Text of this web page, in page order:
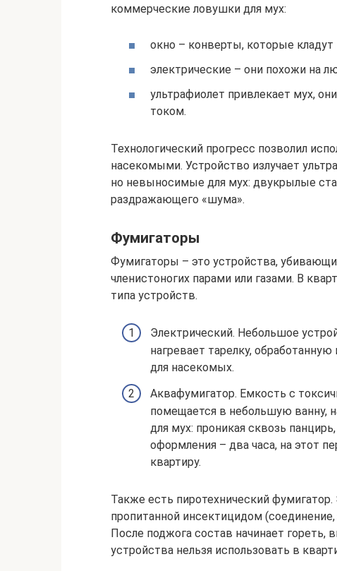
коммерческие ловушки для мух:
окно – конверты, которые
электрические – они похожи на
ультрафиолет привлекает мух,
током.
Технологический прогресс позволил
насекомыми. Устройство излучает
но невыносимые для мух: двукрылые
раздражающего «шума».
Фумигаторы
Фумигаторы – это устройства,
членистоногих парами или газами. В
типа устройств.
Электрический. Небольшое
нагревает тарелку,
для насекомых.
Аквафумигатор. Емкость с
помещается в небольшую ванну,
для мух: проникая сквозь
оформления – два часа, на этот
квартиру.
Также есть пиротехнический
пропитанной инсектицидом
После поджога состав начинает
устройства нельзя использовать в